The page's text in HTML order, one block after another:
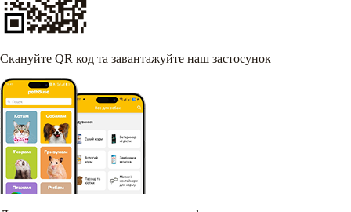
Скануйте QR код та завантажуйте наш застосунок